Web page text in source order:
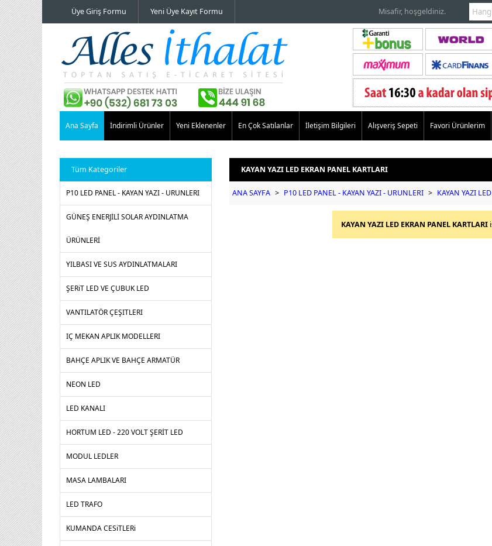
Üye Giriş Formu Yeni Üye Kayıt Formu Misafir, hoşgeldiniz.
Ana Sayfa İndirimli Ürünler Yeni Eklenenler En Çok Satılanlar İletişim Bilgileri Alışveriş Sepeti Favori Ürünlerim
Tüm Kategoriler
P10 LED PANEL - KAYAN YAZI - URUNLERI
GÜNEŞ ENERJİLİ SOLAR AYDINLATMA
ÜRÜNLERİ
YILBASI VE SUS AYDINLATMALARI
ŞERiT LED VE ÇUBUK LED
VANTILATÖR ÇEŞITLERI
IÇ MEKAN APLIK MODELLERI
BAHÇE APLIK VE BAHÇE ARMATÜR
NEON LED
LED KANALI
HORTUM LED - 220 VOLT ŞERİT LED
MODUL LEDLER
MASA LAMBALARI
LED TRAFO
KUMANDA CESiTLERi
KAYAN YAZI LED EKRAN PANEL KARTLARI
ANA SAYFA > P10 LED PANEL - KAYAN YAZI - URUNLERI > KAYAN YAZI
KAYAN YAZI LED EKRAN PANEL KARTLARI